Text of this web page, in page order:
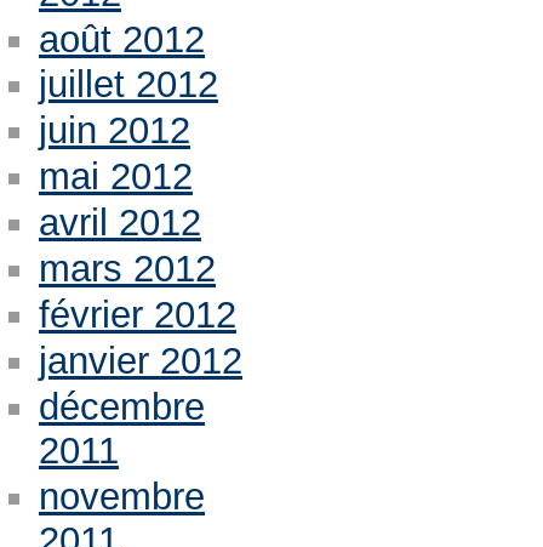
août 2012
juillet 2012
juin 2012
mai 2012
avril 2012
mars 2012
février 2012
janvier 2012
décembre
2011
novembre